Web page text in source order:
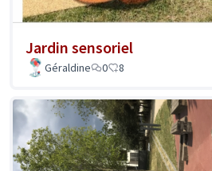
Jardin sensoriel
Géraldine
0 8